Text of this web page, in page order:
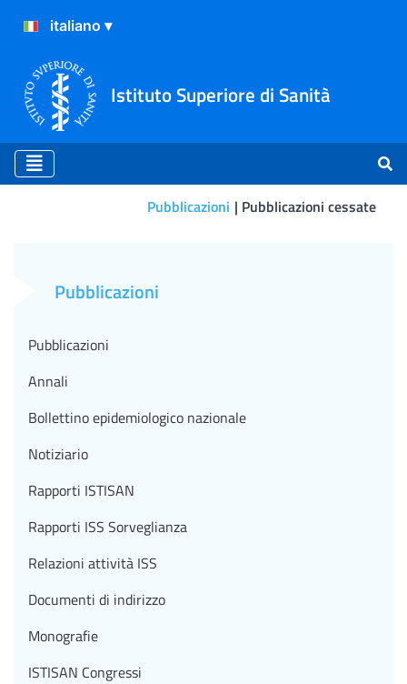
Istituto Superiore di Sanità
Pubblicazioni Pubblicazioni cessate
Pubblicazioni
Pubblicazioni
Annali
Bollettino epidemiologico nazionale
Notiziario
Rapporti ISTISAN
Rapporti ISS Sorveglianza
Relazioni attività ISS
Documenti di indirizzo
Monografie
ISTISAN Congressi